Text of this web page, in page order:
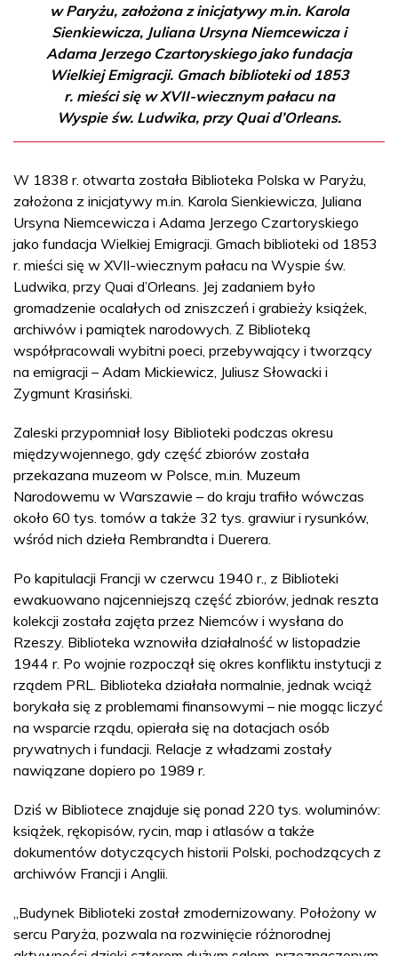
w Paryżu, założona z inicjatywy m.in. Karola
Sienkiewicza, Juliana Ursyna Niemcewicza i
Adama Jerzego Czartoryskiego jako fundacja
Wielkiej Emigracji. Gmach biblioteki od 1853
r. mieści się w XVII-wiecznym pałacu na
Wyspie św. Ludwika, przy Quai d’Orleans.
W 1838 r. otwarta została Biblioteka Polska w Paryżu,
założona z inicjatywy m.in. Karola Sienkiewicza, Juliana
Ursyna Niemcewicza i Adama Jerzego Czartoryskiego
jako fundacja Wielkiej Emigracji. Gmach biblioteki od 1853
r. mieści się w XVII-wiecznym pałacu na Wyspie św.
Ludwika, przy Quai d’Orleans. Jej zadaniem było
gromadzenie ocalałych od zniszczeń i grabieży książek,
archiwów i pamiątek narodowych. Z Biblioteką
współpracowali wybitni poeci, przebywający i tworzący
na emigracji – Adam Mickiewicz, Juliusz Słowacki i
Zygmunt Krasiński.
Zaleski przypomniał losy Biblioteki podczas okresu
międzywojennego, gdy część zbiorów została
przekazana muzeom w Polsce, m.in. Muzeum
Narodowemu w Warszawie – do kraju trafiło wówczas
około 60 tys. tomów a także 32 tys. grawiur i rysunków,
wśród nich dzieła Rembrandta i Duerera.
Po kapitulacji Francji w czerwcu 1940 r., z Biblioteki
ewakuowano najcenniejszą część zbiorów, jednak reszta
kolekcji została zajęta przez Niemców i wysłana do
Rzeszy. Biblioteka wznowiła działalność w listopadzie
1944 r. Po wojnie rozpoczął się okres konfliktu instytucji z
rządem PRL. Biblioteka działała normalnie, jednak wciąż
borykała się z problemami finansowymi – nie mogąc liczyć
na wsparcie rządu, opierała się na dotacjach osób
prywatnych i fundacji. Relacje z władzami zostały
nawiązane dopiero po 1989 r.
Dziś w Bibliotece znajduje się ponad 220 tys. woluminów:
książek, rękopisów, rycin, map i atlasów a także
dokumentów dotyczących historii Polski, pochodzących z
archiwów Francji i Anglii.
„Budynek Biblioteki został zmodernizowany. Położony w
sercu Paryża, pozwala na rozwinięcie różnorodnej